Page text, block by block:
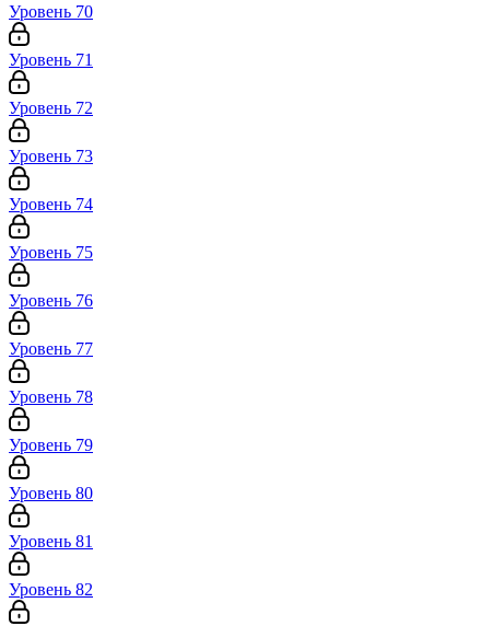
Уровень 70
Уровень 71
Уровень 72
Уровень 73
Уровень 74
Уровень 75
Уровень 76
Уровень 77
Уровень 78
Уровень 79
Уровень 80
Уровень 81
Уровень 82